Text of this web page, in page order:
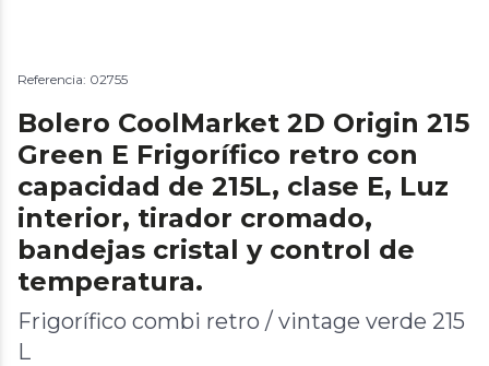
Referencia: 02755
Bolero CoolMarket 2D Origin 215
Green E Frigorífico retro con
capacidad de 215L, clase E, Luz
interior, tirador cromado,
bandejas cristal y control de
temperatura.
Frigorífico combi retro / vintage verde 215
L